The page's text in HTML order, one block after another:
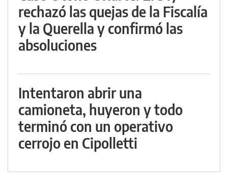
rechazó las quejas de la Fiscalía
y la Querella y confirmó las
absoluciones
Intentaron abrir una
camioneta, huyeron y todo
terminó con un operativo
cerrojo en Cipolletti